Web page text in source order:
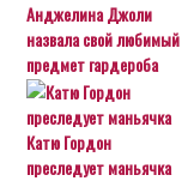
Анджелина Джоли
назвала свой любимый
предмет гардероба
Катю Гордон
преследует маньячка